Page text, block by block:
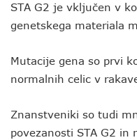
STA G2 je vključen v
genetskega materiala
Mutacije gena so prvi
normalnih celic v
Znanstveniki so tudi
povezanosti STA G2 in